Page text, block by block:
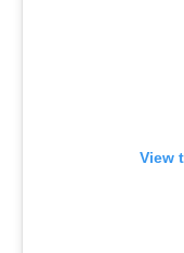
View